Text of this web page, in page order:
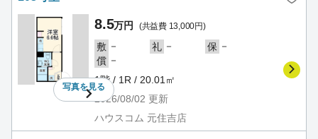
写真を見る
8.5万円 (共益費 13,000円)
敷 － 礼 － 保 －
償 －
1階 / 1R / 20.01㎡
2026/08/02 更新
ハウスコム 元住吉店